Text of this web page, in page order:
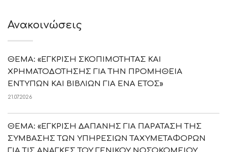
Ανακοινώσεις
ΘΕΜΑ: «ΕΓΚΡΙΣΗ ΣΚΟΠΙΜΟΤΗΤΑΣ ΚΑΙ
ΧΡΗΜΑΤΟΔΟΤΗΣΗΣ ΓΙΑ ΤΗΝ ΠΡΟΜΗΘΕΙΑ
ΕΝΤΥΠΩΝ ΚΑΙ ΒΙΒΛΙΩΝ ΓΙΑ ΕΝΑ ΕΤΟΣ»
21.07.2026
ΘΕΜΑ: «ΕΓΚΡΙΣΗ ΔΑΠΑΝΗΣ ΓΙΑ ΠΑΡΑΤΑΣΗ ΤΗΣ
ΣΥΜΒΑΣΗΣ ΤΩΝ ΥΠΗΡΕΣΙΩΝ ΤΑΧΥΜΕΤΑΦΟΡΩΝ